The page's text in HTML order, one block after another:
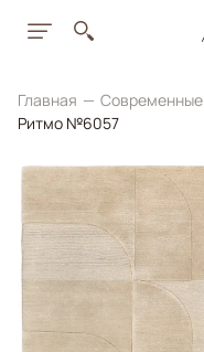
Главная Современные
Ритмо №6057